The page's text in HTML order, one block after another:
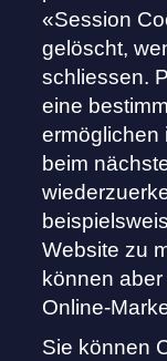
«Session
gelöscht,
schliessen.
eine
ermöglichen
beim
Website zu
können
Online-
Sie können